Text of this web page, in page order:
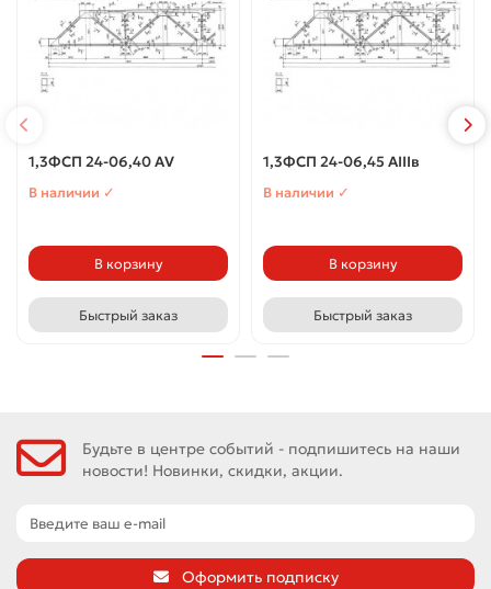
1,3ФСП 24-06,40 АV
В наличии ✓
В корзину
Быстрый заказ
1,3ФСП 24-06,45 АIIIв
В наличии ✓
В корзину
Быстрый заказ
Будьте в центре событий - подпишитесь на наши
новости! Новинки, скидки, акции.
Оформить подписку